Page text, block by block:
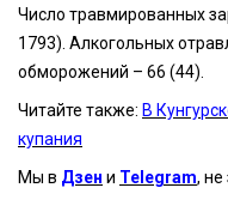
Число травмированных
1793). Алкогольных
обморожений – 66 (44).
Читайте также: В
купания
Мы в Дзен и Telegram, не